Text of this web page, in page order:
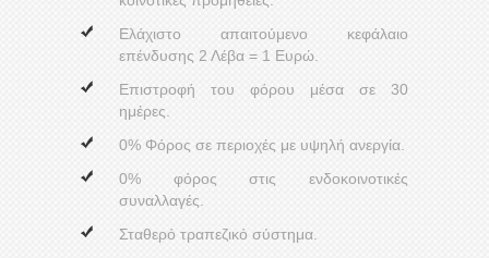
Ελάχιστο απαιτούμενο κεφάλαιο
επένδυσης 2 Λέβα = 1 Ευρώ.
Επιστροφή του φόρου μέσα σε 30
ημέρες.
0% Φόρος σε περιοχές με υψηλή ανεργία.
0% φόρος στις ενδοκοινοτικές
συναλλαγές.
Σταθερό τραπεζικό σύστημα.